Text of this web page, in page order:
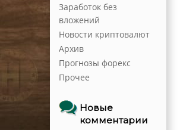
Заработок без
вложений
Новости криптовалют
Архив
Прогнозы форекс
Прочее
Новые
комментарии